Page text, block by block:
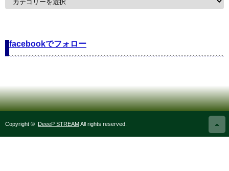
facebookでフォロー
Copyright © DeeeP STREAMAll rights reserved.